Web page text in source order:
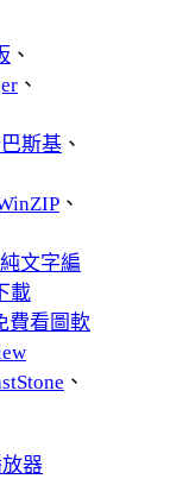
、
、
斯基 、
、
文字編
載
費看圖軟
、
器